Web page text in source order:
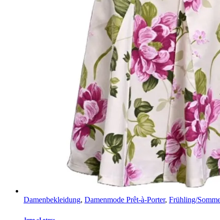
Damenbekleidung, Damenmode Prêt-à-Porter, Frühling/